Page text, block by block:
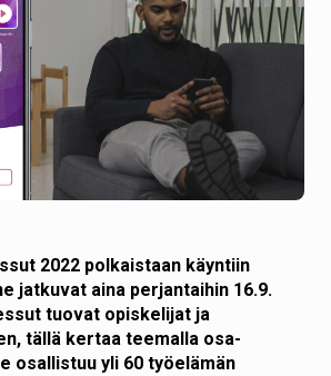
2022 polkaistaan käyntiin
jatkuvat aina perjantaihin 16.9.
tuovat opiskelijat ja
tällä kertaa teemalla osa-
osallistuu yli 60 työelämän